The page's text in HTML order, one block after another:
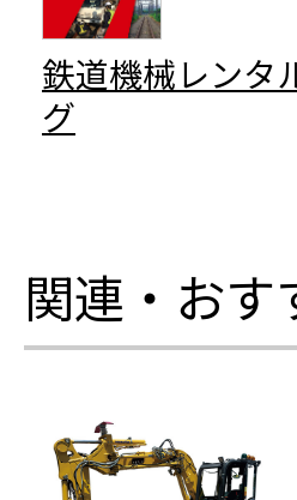
鉄道機械レンタ
グ
関連・おす